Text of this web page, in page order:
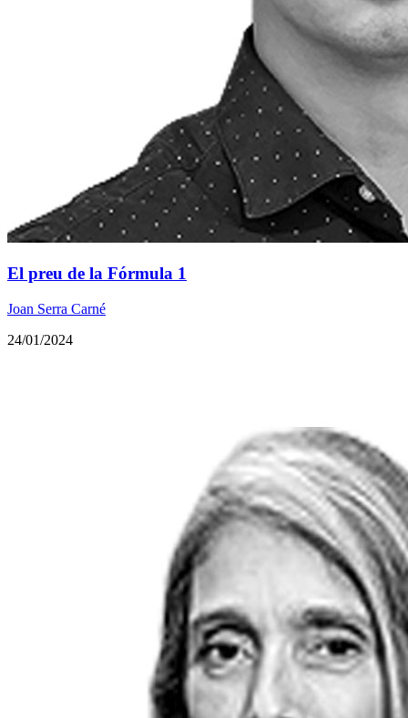
​El preu de la Fórmula 1
Joan Serra Carné
24/01/2024